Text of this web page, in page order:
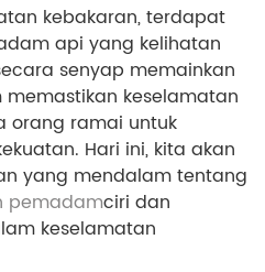
kebakaran, terdapat
api yang kelihatan
senyap memainkan
keselamatan
orang ramai untuk
Hari ini, kita akan
yang mendalam tentang
pemadamciri dan
keselamatan